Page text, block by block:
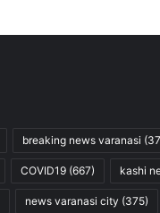
breaking news varanasi
COVID19 (667) kashi
news varanasi city (375)